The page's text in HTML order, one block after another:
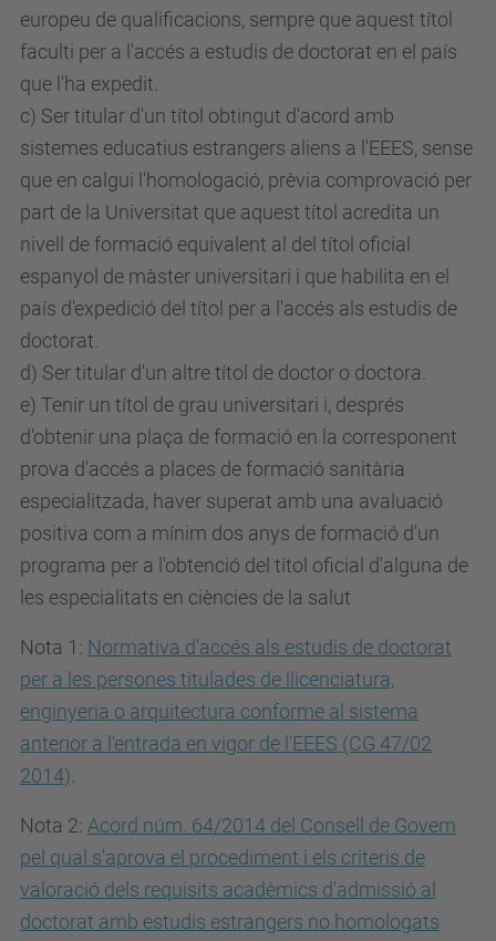
europeu de qualificacions, sempre que aquest títol
faculti per a l'accés a estudis de doctorat en el país
que l'ha expedit.
c) Ser titular d'un títol obtingut d'acord amb
sistemes educatius estrangers aliens a l'EEES, sense
que en calgui l'homologació, prèvia comprovació per
part de la Universitat que aquest títol acredita un
nivell de formació equivalent al del títol oficial
espanyol de màster universitari i que habilita en el
país d'expedició del títol per a l'accés als estudis de
doctorat.
d) Ser titular d'un altre títol de doctor o doctora.
e) Tenir un títol de grau universitari i, després
d'obtenir una plaça de formació en la corresponent
prova d'accés a places de formació sanitària
especialitzada, haver superat amb una avaluació
positiva com a mínim dos anys de formació d'un
programa per a l'obtenció del títol oficial d'alguna de
les especialitats en ciències de la salut
Nota 1: Normativa d'accés als estudis de doctorat
per a les persones titulades de llicenciatura,
enginyeria o arquitectura conforme al sistema
anterior a l'entrada en vigor de l'EEES (CG 47/02
2014)
Nota 2: Acord núm. 64/2014 del Consell de Govern
pel qual s'aprova el procediment i els criteris de
valoració dels requisits acadèmics d'admissió al
doctorat amb estudis estrangers no homologats